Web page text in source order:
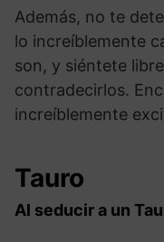
Además, no te
lo increíblemente
son, y siéntete
contradecirlos.
increíblemente
Tauro
Al seducir a un